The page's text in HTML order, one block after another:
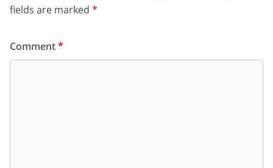
fields are marked *
Comment*